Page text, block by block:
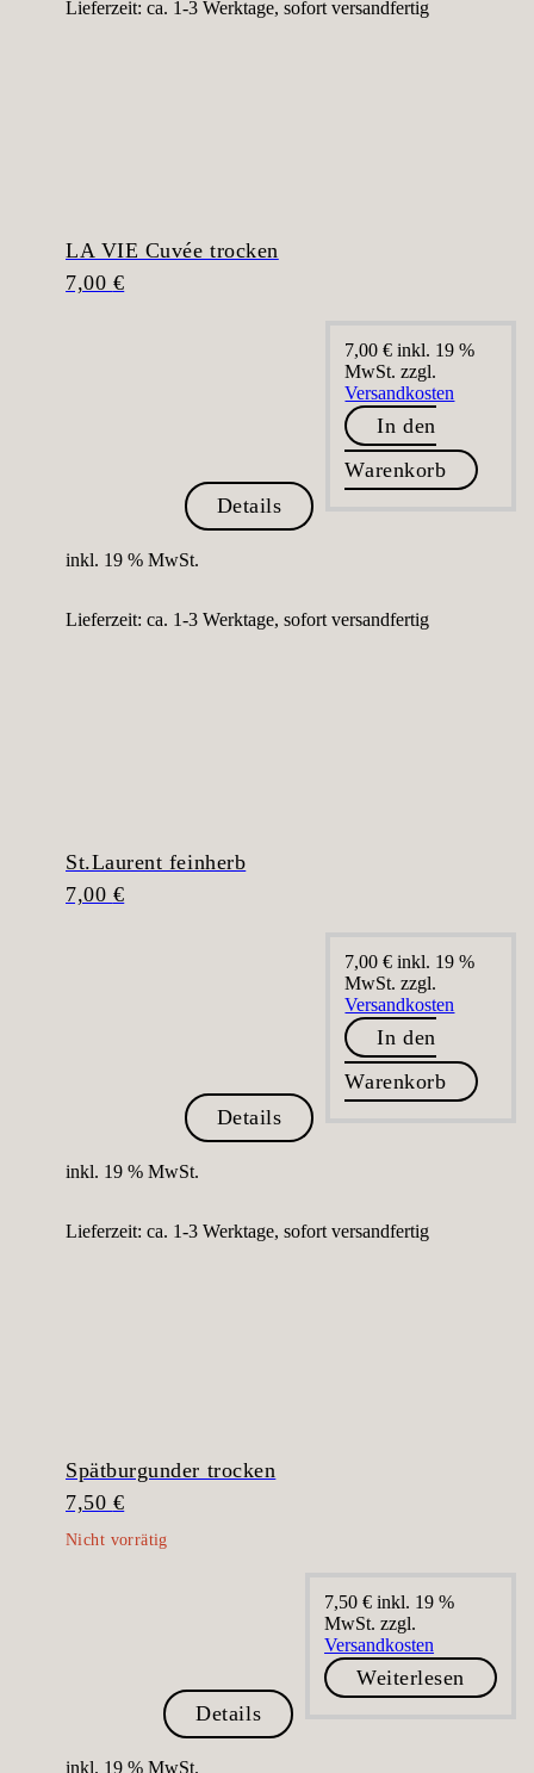
Lieferzeit: ca. 1-3 Werktage, sofort versandfertig
LA VIE Cuvée trocken
7,00 €
Details
7,00€ inkl. 19 %
MwSt. zzgl.
Versandkosten
In den
Warenkorb
inkl. 19 % MwSt.
Lieferzeit: ca. 1-3 Werktage, sofort versandfertig
St.Laurent feinherb
7,00 €
Details
7,00€ inkl. 19 %
MwSt. zzgl.
Versandkosten
In den
Warenkorb
inkl. 19 % MwSt.
Lieferzeit: ca. 1-3 Werktage, sofort versandfertig
Spätburgunder trocken
7,50 €
Details
7,50€ inkl. 19 %
MwSt. zzgl.
Versandkosten
Weiterlesen
inkl. 19 % MwSt.